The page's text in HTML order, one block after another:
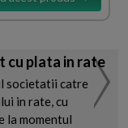
cu plata in rate
societatii catre
in rate, cu
la momentul